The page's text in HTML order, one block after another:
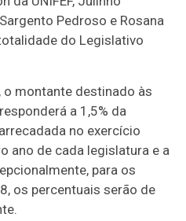
Pedroso e Rosana
do Legislativo
montante destinado às
a 1,5% da
no exercício
ano de cada legislatura e a
para os
os percentuais serão de